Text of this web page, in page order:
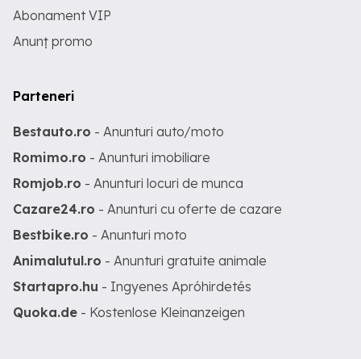
Abonament VIP
Anunț promo
Parteneri
Bestauto.ro - Anunturi auto/moto
Romimo.ro - Anunturi imobiliare
Romjob.ro - Anunturi locuri de munca
Cazare24.ro - Anunturi cu oferte de cazare
Bestbike.ro - Anunturi moto
Animalutul.ro - Anunturi gratuite animale
Startapro.hu - Ingyenes Apróhirdetés
Quoka.de - Kostenlose Kleinanzeigen